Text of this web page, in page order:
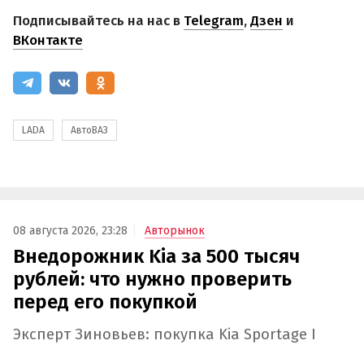
Подписывайтесь на нас в Telegram,Дзен и
ВКонтакте
LADA АвтоВАЗ
08 августа 2026, 23:28 Авторынок
Внедорожник Kia за 500 тысяч
рублей: что нужно проверить
перед его покупкой
Эксперт Зиновьев: покупка Kia Sportage I